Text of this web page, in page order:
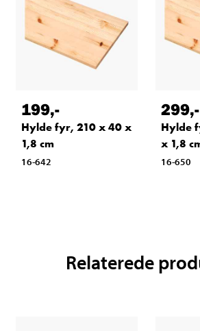
199,-
Hylde fyr, 210 x 40 x
1,8 cm
16-642
299,-
Hylde
x 1,8
16-650
Relaterede